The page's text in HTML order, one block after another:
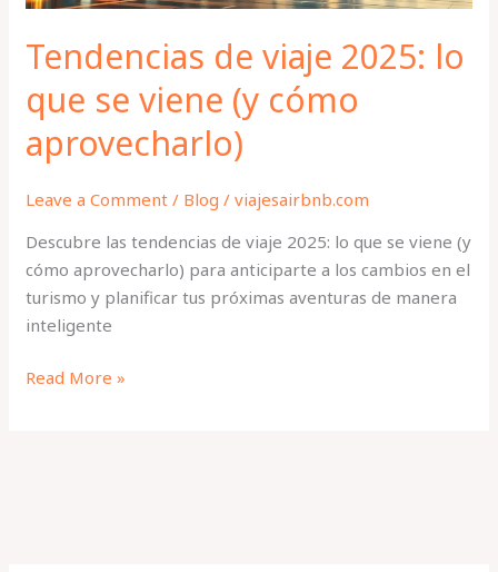
Tendencias de viaje 2025: lo
que se viene (y cómo
aprovecharlo)
Leave a Comment / Blog /viajesairbnb.com
Descubre las tendencias de viaje 2025: lo que se viene (y
cómo aprovecharlo) para anticiparte a los cambios en el
turismo y planificar tus próximas aventuras de manera
inteligente
cómo
aprovecharlo)
Read More »